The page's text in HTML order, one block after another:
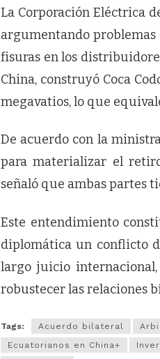
La Corporación Eléctrica
argumentando
fisuras en los
China, construyó Coca
megavatios, lo que
De acuerdo con la
para materializar el
señaló que ambas partes
Este entendimiento
diplomática un conflicto
largo juicio
robustecer las relaciones
Tags: Acuerdo bilateral
Ecuatorianos en China+